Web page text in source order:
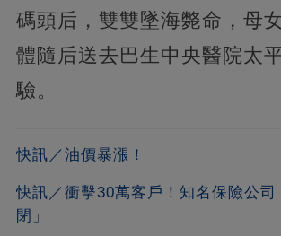
碼頭后，雙雙墜海斃命，母
體隨后送去巴生中央醫院太
驗。
快訊／油價暴漲！
快訊／衝擊30萬客戶！知名保險公司
閉」